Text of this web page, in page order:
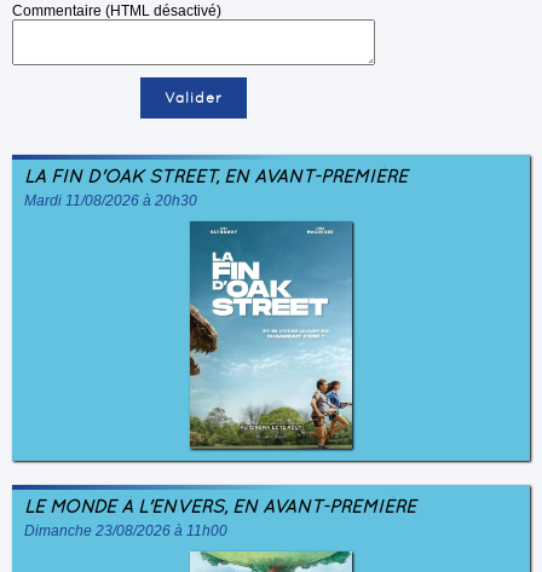
Commentaire (HTML désactivé)
LA FIN D'OAK STREET, EN AVANT-PREMIÈRE
Mardi 11/08/2026 à 20h30
LE MONDE À L'ENVERS, EN AVANT-PREMIÈRE
Dimanche 23/08/2026 à 11h00